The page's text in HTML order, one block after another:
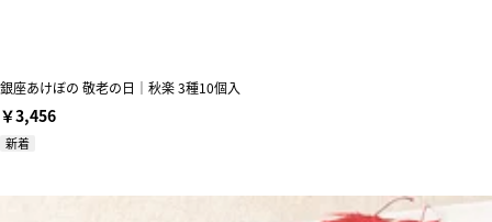
銀座あけぼの 敬老の日｜秋楽 3種10個入
￥3,456
新着